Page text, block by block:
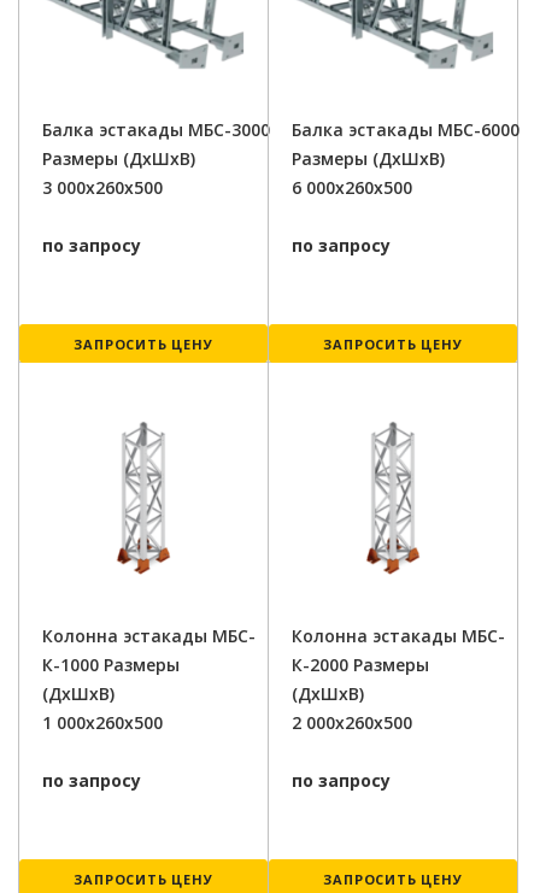
Балка эстакады МБС-3000
Размеры (ДxШxВ)
3 000x260x500
по запросу
ЗАПРОСИТЬ ЦЕНУ
Балка эстакады МБС-6000
Размеры (ДxШxВ)
6 000x260x500
по запросу
ЗАПРОСИТЬ ЦЕНУ
Колонна эстакады МБС-
К-1000 Размеры
(ДxШxВ)
1 000x260x500
по запросу
ЗАПРОСИТЬ ЦЕНУ
Колонна эстакады МБС-
К-2000 Размеры
(ДxШxВ)
2 000x260x500
по запросу
ЗАПРОСИТЬ ЦЕНУ